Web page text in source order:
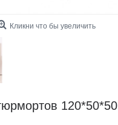
Кликни что бы увеличить
120*50*50